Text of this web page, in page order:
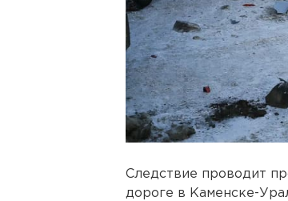
Следствие проводит
дороге в Каменске-